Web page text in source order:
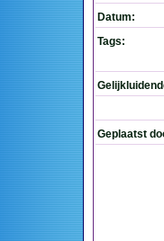
Datum:
Tags:
Geplaatst